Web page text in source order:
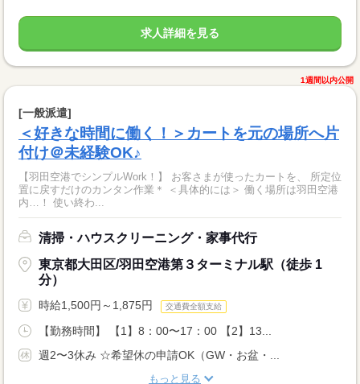
求人詳細を見る
1週間以内公開
[一般派遣]
＜好きな時間に働く！＞カートを元の場所へ片
付け＠未経験OK♪
【羽田空港でシンプルWork！】 お客さまが使ったカートを、 所定位
置に戻すだけのカンタン作業＊ ＜具体的には＞ 働く場所は羽田空港
内…！ 使い終わ...
清掃・ハウスクリーニング・家事代行
東京都大田区/羽田空港第３ターミナル駅（徒歩 1
分）
時給1,500円～1,875円 交通費全額支給
【勤務時間】 【1】8：00〜17：00 【2】13...
週2〜3休み ☆希望休の申請OK（GW・お盆・...
もっと見る